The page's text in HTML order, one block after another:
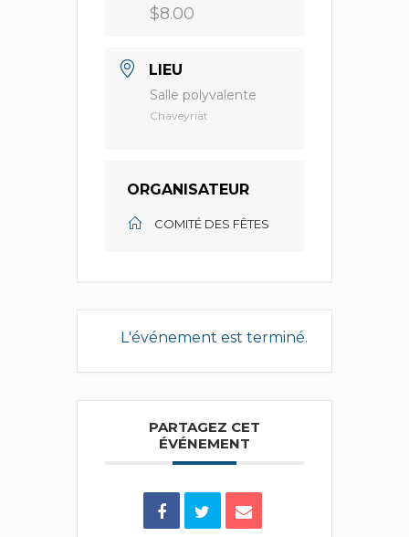
$8.00
LIEU
Salle polyvalente
Chaveyriat
ORGANISATEUR
COMITÉ DES FÊTES
L'événement est terminé.
PARTAGEZ CET
ÉVÉNEMENT